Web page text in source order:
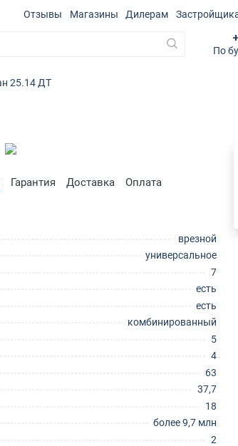
Отзывы Магазины Дилерам
По
25.14 ДТ
Гарантия Доставка Оплата
врезной
универсальное
7
есть
есть
комбинированный
5
4
63
37,7
18
более 9,7 млн
2